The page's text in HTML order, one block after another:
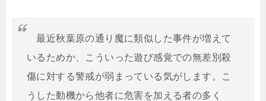
最近秋葉原の通り魔に類似した事件が増えて
いるためか、こういった遊び感覚での無差別殺
傷に対する警戒が弱まっている気がします。こ
うした動機から他者に危害を加える者の多く